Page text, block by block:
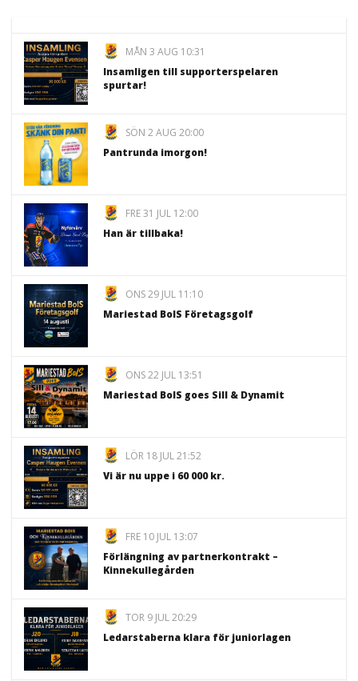
MÅN 3 AUG 10:31
Insamligen till supporterspelaren
spurtar!
SÖN 2 AUG 20:00
Pantrunda imorgon!
FRE 31 JUL 12:00
Han är tillbaka!
ONS 29 JUL 11:10
Mariestad BoIS Företagsgolf
ONS 22 JUL 13:51
Mariestad BoIS goes Sill & Dynamit
LÖR 18 JUL 21:52
Vi är nu uppe i 60 000 kr.
FRE 10 JUL 13:07
Förlängning av partnerkontrakt –
Kinnekullegården
TOR 9 JUL 20:29
Ledarstaberna klara för juniorlagen